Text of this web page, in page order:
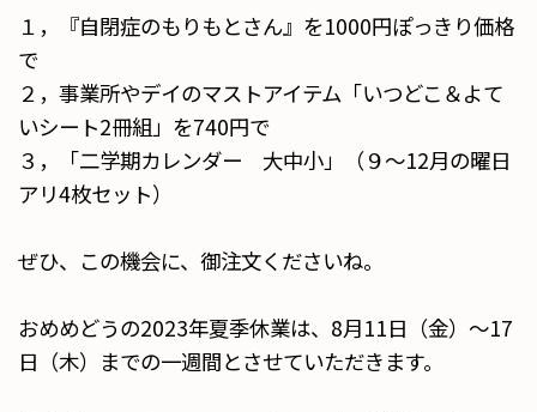
１，『自閉症のもりもとさん』を1000円ぽっきり価格
で
２，事業所やデイのマストアイテム「いつどこ＆よて
いシート2冊組」を740円で
３，「二学期カレンダー 大中小」（９～12月の曜日
アリ4枚セット）
ぜひ、この機会に、御注文くださいね。
おめめどうの2023年夏季休業は、8月11日（金）～17
日（木）までの一週間とさせていただきます。